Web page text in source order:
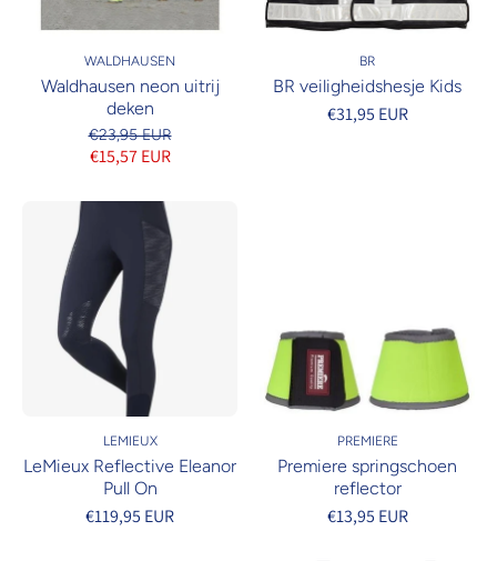
WALDHAUSEN
Waldhausen neon uitrij
deken
€23,95 EUR
€15,57 EUR
BR
BR veiligheidshesje Kids
€31,95 EUR
LEMIEUX
LeMieux Reflective Eleanor
Pull On
€119,95 EUR
PREMIERE
Premiere springschoen
reflector
€13,95 EUR